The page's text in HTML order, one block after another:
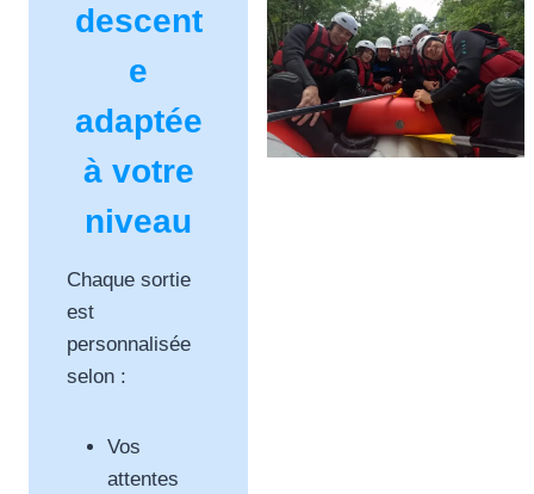
descent
e
adaptée
à votre
niveau
Chaque sortie
est
personnalisée
selon :
Vos
attentes